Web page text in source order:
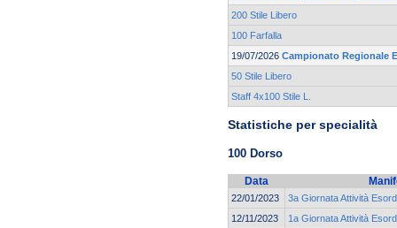
200 Stile Libero
100 Farfalla
19/07/2026 Campionato Regionale
50 Stile Libero
Staff 4x100 Stile L.
Statistiche per specialità
100 Dorso
Data
22/01/2023
3a Giornata Attività
12/11/2023
1a Giornata Attività